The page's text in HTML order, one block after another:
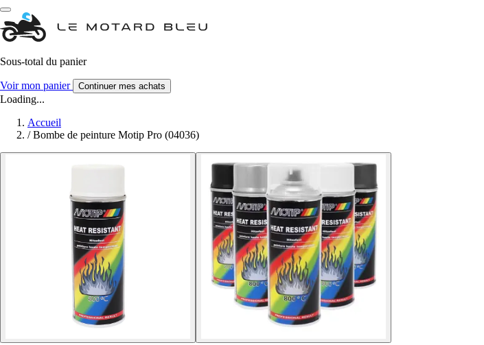
Sous-total du panier
Voir mon panier Continuer mes achats
Loading...
Accueil
/ Bombe de peinture Motip Pro (04036)